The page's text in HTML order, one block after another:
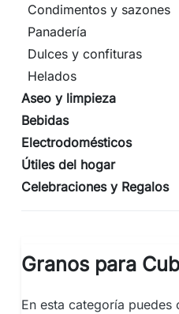
Condimentos y sazones
Panadería
Dulces y confituras
Helados
Aseo y limpieza
Bebidas
Electrodomésticos
Útiles del hogar
Celebraciones y Regalos
Granos para
En esta categoría puedes